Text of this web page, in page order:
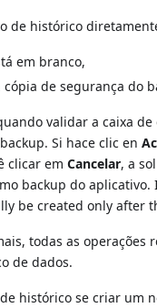
de histórico
em branco,
de segurança do
validar a caixa
Si hace clic en
clicar emCancelar, a
backup do
be created only after
todas as operações
de dados.
histórico se criar um